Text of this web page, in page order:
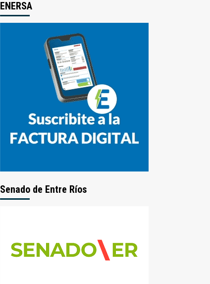
ENERSA
Senado de Entre Ríos